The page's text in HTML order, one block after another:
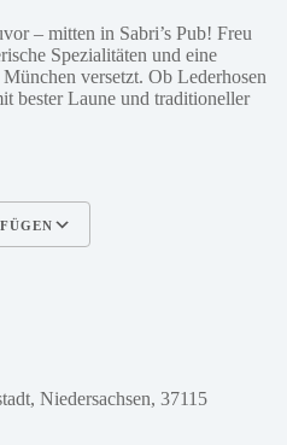
– mitten in Sabri’s Pub! Freu
Spezialitäten und eine
versetzt. Ob Lederhosen
bester Laune und traditioneller
Niedersachsen, 37115